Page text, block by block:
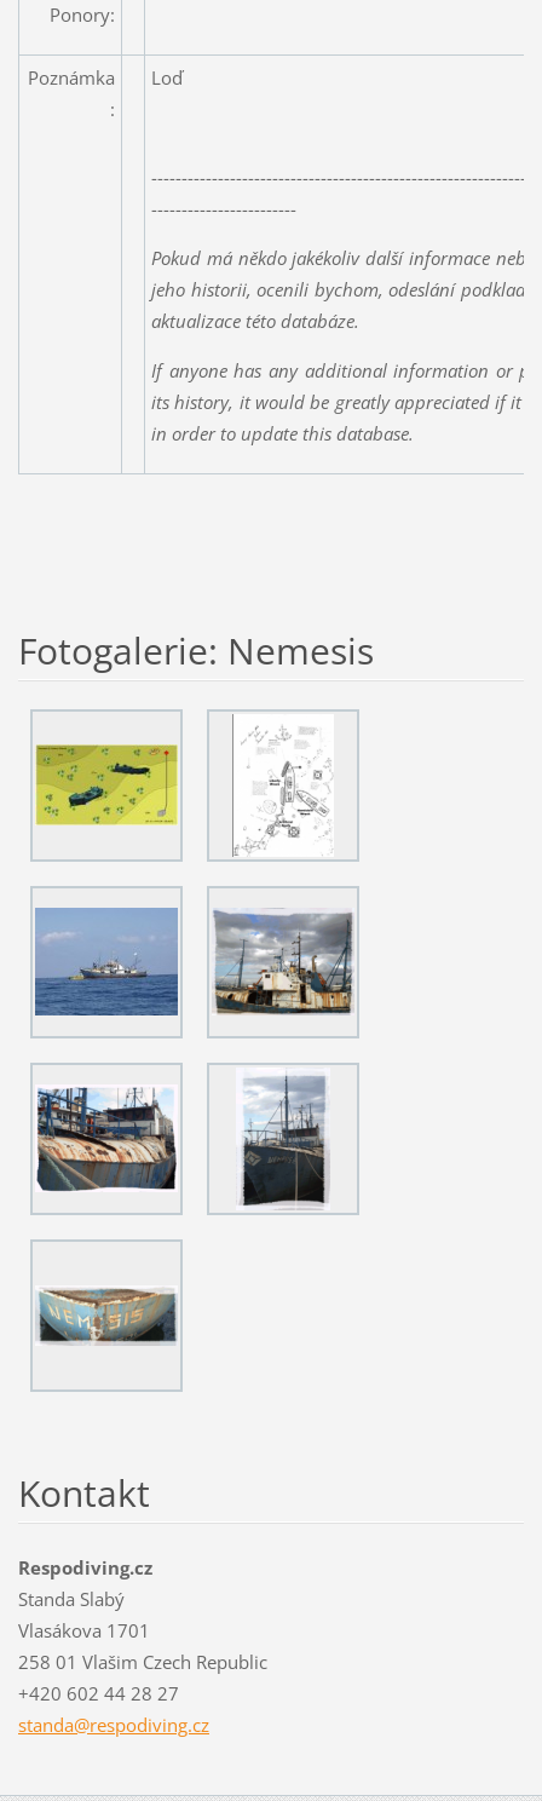
Ponory:
Poznámka
:
Loď
------------------------
Pokud má někdo jakékoliv další informace
jeho historii, ocenili bychom, odeslání
aktualizace této databáze.
If anyone has any additional information or
its history, it would be greatly appreciated if it
in order to update this database.
Fotogalerie: Nemesis
Kontakt
Respodiving.cz
Standa Slabý
Vlasákova 1701
258 01 Vlašim Czech Republic
+420 602 44 28 27
standa@respodiving.cz